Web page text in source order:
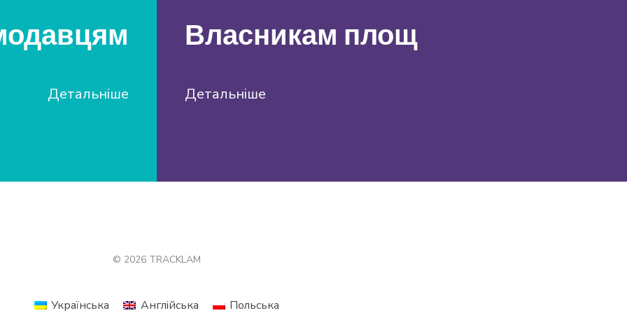
Детальніше
Власникам площ
Детальніше
© 2026 TRACKLAM
Українська Англійська Польська